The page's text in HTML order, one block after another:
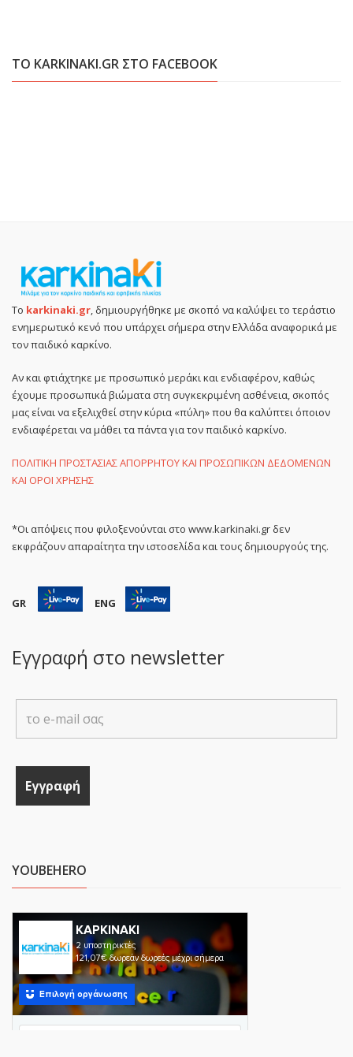
ΤΟ KARKINAKI.GR ΣΤΟ FACEBOOK
Το karkinaki.gr, δημιουργήθηκε με σκοπό να καλύψει το τεράστιο
ενημερωτικό κενό που υπάρχει σήμερα στην Ελλάδα αναφορικά με
τον παιδικό καρκίνο.
Αν και φτιάχτηκε με προσωπικό μεράκι και ενδιαφέρον, καθώς
έχουμε προσωπικά βιώματα στη συγκεκριμένη ασθένεια, σκοπός
μας είναι να εξελιχθεί στην κύρια «πύλη» που θα καλύπτει όποιον
ενδιαφέρεται να μάθει τα πάντα για τον παιδικό καρκίνο.
ΠΟΛΙΤΙΚΗ ΠΡΟΣΤΑΣΙΑΣ ΑΠΟΡΡΗΤΟΥ ΚΑΙ ΠΡΟΣΩΠΙΚΩΝ ΔΕΔΟΜΕΝΩΝ
ΚΑΙ ΟΡΟΙ ΧΡΗΣΗΣ
*Οι απόψεις που φιλοξενούνται στο www.karkinaki.gr δεν
εκφράζουν απαραίτητα την ιστοσελίδα και τους δημιουργούς της.
GR ENG
Εγγραφή στο newsletter
YOUBEHERO